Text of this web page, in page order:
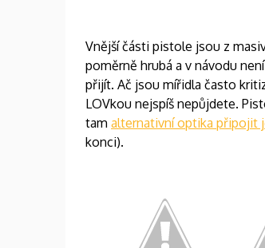
Vnější části pistole jsou z
poměrně hrubá a v návodu
přijít. Ač jsou mířidla často
LOVkou nejspíš nepůjdete.
tam alternativní optika připojit
konci).